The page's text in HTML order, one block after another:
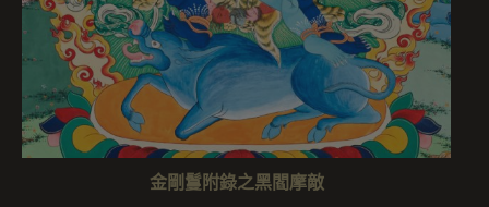
金剛鬘附錄之黑閻摩敵